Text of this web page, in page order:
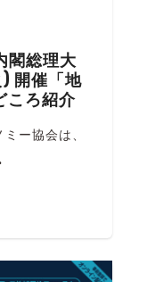
閣総理大
開催「地
ころ紹介
ー協会は、